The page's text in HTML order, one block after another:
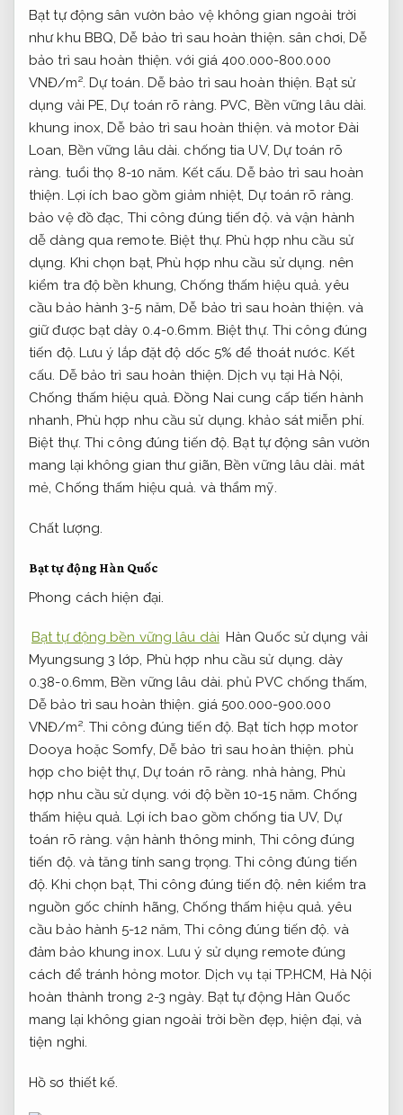
Bạt tự động sân vườn bảo vệ không gian ngoài trời
như khu BBQ,Dễ bảo trì sau hoàn thiện. sân chơi,Dễ
bảo trì sau hoàn thiện. với giá 400.000-800.000
VNĐ/m². Dự toán. Dễ bảo trì sau hoàn thiện. Bạt sử
dụng vải PE,Dự toán rõ ràng. PVC, Bền vững lâu dài.
khung inox,Dễ bảo trì sau hoàn thiện. và motor Đài
Loan, Bền vững lâu dài. chống tia UV, Dự toán rõ
ràng. tuổi thọ 8-10 năm. Kết cấu. Dễ bảo trì sau hoàn
thiện. Lợi ích bao gồm giảm nhiệt, Dự toán rõ ràng.
bảo vệ đồ đạc, Thi công đúng tiến độ. và vận hành
dễ dàng qua remote. Biệt thự. Phù hợp nhu cầu sử
dụng. Khi chọn bạt, Phù hợp nhu cầu sử dụng. nên
kiểm tra độ bền khung, Chống thấm hiệu quả. yêu
cầu bảo hành 3-5 năm,Dễ bảo trì sau hoàn thiện. và
giữ được bạt dày 0.4-0.6mm. Biệt thự. Thi công đúng
tiến độ. Lưu ý lắp đặt độ dốc 5% để thoát nước. Kết
cấu. Dễ bảo trì sau hoàn thiện. Dịch vụ tại Hà Nội,
Chống thấm hiệu quả. Đồng Nai cung cấp tiến hành
nhanh, Phù hợp nhu cầu sử dụng. khảo sát miễn phí.
Biệt thự. Thi công đúng tiến độ. Bạt tự động sân vườn
mang lại không gian thư giãn, Bền vững lâu dài. mát
mẻ, Chống thấm hiệu quả. và thẩm mỹ.
Chất lượng.
Bạt tự động Hàn Quốc
Phong cách hiện đại.
Bạt tự động bền vững lâu dài Hàn Quốc sử dụng vải
Myungsung 3 lớp, Phù hợp nhu cầu sử dụng. dày
0.38-0.6mm,Bền vững lâu dài. phủ PVC chống thấm,
Dễ bảo trì sau hoàn thiện. giá 500.000-900.000
VNĐ/m². Thi công đúng tiến độ. Bạt tích hợp motor
Dooya hoặc Somfy, Dễ bảo trì sau hoàn thiện. phù
hợp cho biệt thự, Dự toán rõ ràng. nhà hàng, Phù
hợp nhu cầu sử dụng. với độ bền 10-15 năm. Chống
thấm hiệu quả. Lợi ích bao gồm chống tia UV, Dự
toán rõ ràng. vận hành thông minh, Thi công đúng
tiến độ. và tăng tính sang trọng.Thi công đúng tiến
độ. Khi chọn bạt, Thi công đúng tiến độ. nên kiểm tra
nguồn gốc chính hãng, Chống thấm hiệu quả. yêu
cầu bảo hành 5-12 năm,Thi công đúng tiến độ. và
đảm bảo khung inox. Lưu ý sử dụng remote đúng
cách để tránh hỏng motor. Dịch vụ tại TP.HCM, Hà Nội
hoàn thành trong 2-3 ngày. Bạt tự động Hàn Quốc
mang lại không gian ngoài trời bền đẹp, hiện đại, và
tiện nghi.
Hồ sơ thiết kế.